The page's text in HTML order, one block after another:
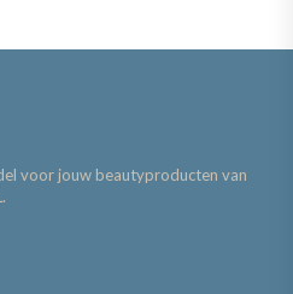
voor jouw beautyproducten van